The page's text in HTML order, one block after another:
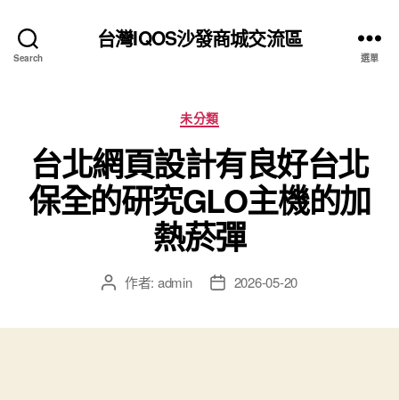
Search
台灣IQOS沙發商城交流區
選單
分
類
未分類
台北網頁設計有良好台北
保全的研究GLO主機的加
熱菸彈
文 作者: admin
文 2026-05-20